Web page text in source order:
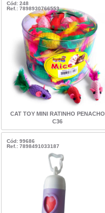
Cód: 248
Ref.: 7898930766553
CAT TOY MINI RATINHO PENACHO
C36
Cód: 99686
Ref.: 7898491033187